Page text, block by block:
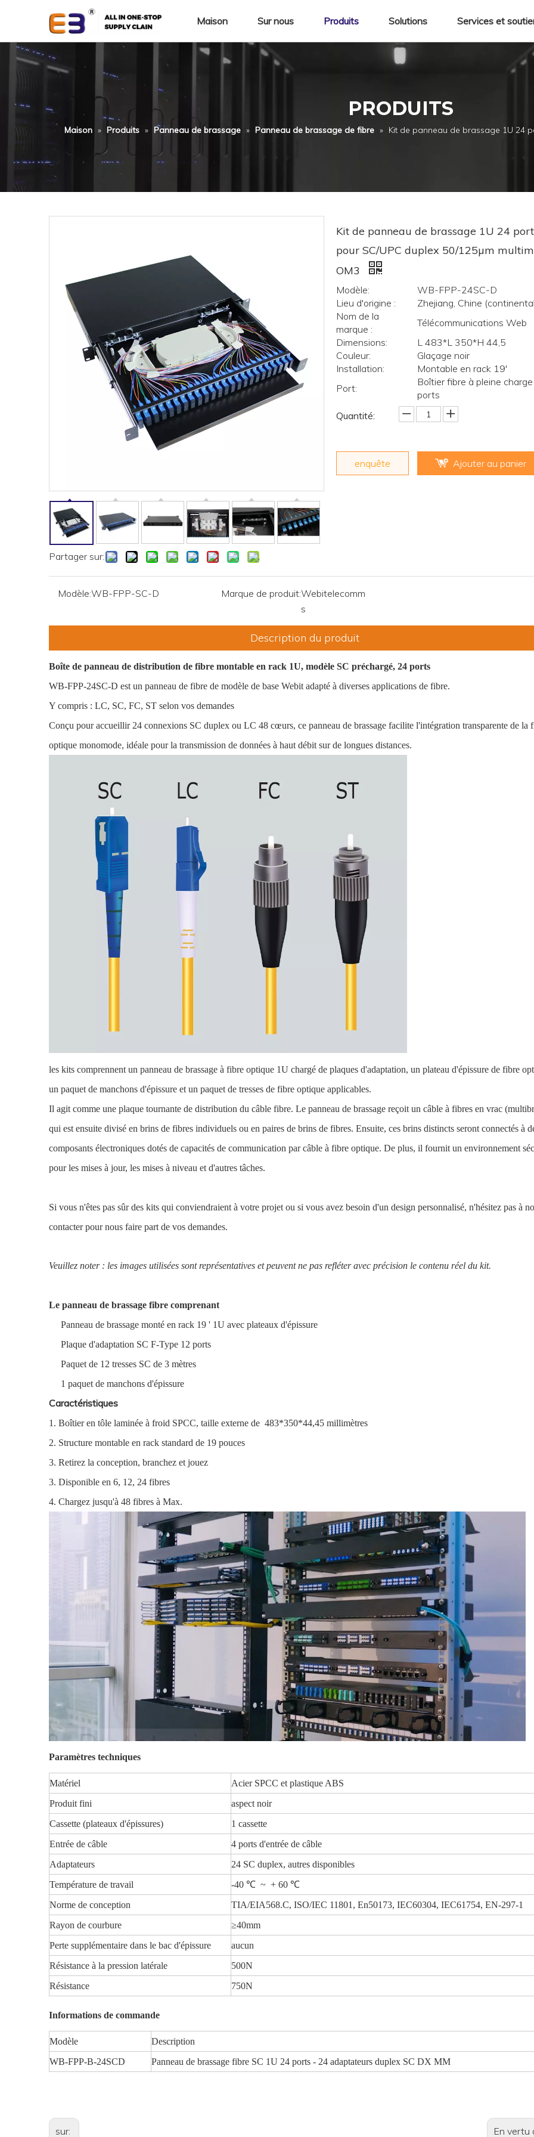
Maison Sur nous Produits Solutions Services et
PRODUITS
Maison » Produits » Panneau de brassage » Panneau de brassage de fibre » Kit de panneau de brassage 1U 24
Partager sur:
Kit de panneau de brassage 1U 24
pour SC/UPC duplex 50/125µm
OM3
Modèle:
WB-FPP-24SC-D
Lieu d'origine :
Zhejiang, Chine
Nom de la
marque :
Télécommunications Web
Dimensions:
L 483*L 350*H 44,5
Couleur:
Glaçage noir
Installation:
Montable en rack 19'
Port:
Boîtier fibre à pleine
ports
Quantité:
enquête Ajouter au panier
Modèle:WB-FPP-SC-D Marque de produit:Webitelecomm
s
Description du produit
Boîte de panneau de distribution de fibre montable en rack 1U, modèle SC préchargé, 24 ports
WB-FPP-24SC-D est un panneau de fibre de modèle de base Webit adapté à diverses applications de fibre.
Y compris : LC, SC, FC, ST selon vos demandes
Conçu pour accueillir 24 connexions SC duplex ou LC 48 cœurs, ce panneau de brassage facilite l'intégration transparente de la
optique monomode, idéale pour la transmission de données à haut débit sur de longues distances.
les kits comprennent un panneau de brassage à fibre optique 1U chargé de plaques d'adaptation, un plateau d'épissure de fibre
un paquet de manchons d'épissure et un paquet de tresses de fibre optique applicables.
Il agit comme une plaque tournante de distribution du câble fibre. Le panneau de brassage reçoit un câble à fibres en vrac
qui est ensuite divisé en brins de fibres individuels ou en paires de brins de fibres. Ensuite, ces brins distincts seront connectés à
composants électroniques dotés de capacités de communication par câble à fibre optique. De plus, il fournit un environnement
pour les mises à jour, les mises à niveau et d'autres tâches.
Si vous n'êtes pas sûr des kits qui conviendraient à votre projet ou si vous avez besoin d'un design personnalisé, n'hésitez pas à
contacter pour nous faire part de vos demandes.
Veuillez noter : les images utilisées sont représentatives et peuvent ne pas refléter avec précision le contenu réel du kit.
Le panneau de brassage fibre comprenant
Panneau de brassage monté en rack 19 ' 1U avec plateaux d'épissure
Plaque d'adaptation SC F-Type 12 ports
Paquet de 12 tresses SC de 3 mètres
1 paquet de manchons d'épissure
Caractéristiques
1. Boîtier en tôle laminée à froid SPCC, taille externe de 483*350*44,45 millimètres
2. Structure montable en rack standard de 19 pouces
3. Retirez la conception, branchez et jouez
3. Disponible en 6, 12, 24 fibres
4. Chargez jusqu'à 48 fibres à Max.
Paramètres techniques
Matériel
Acier SPCC et plastique ABS
Produit fini
aspect noir
Cassette (plateaux d'épissures)
1 cassette
Entrée de câble
4 ports d'entrée de câble
Adaptateurs
24 SC duplex, autres disponibles
Température de travail
-40 ℃ ~ + 60 ℃
Norme de conception
TIA/EIA568.C, ISO/IEC 11801, En50173, IEC60304, IEC61754, EN-297-1
Rayon de courbure
≥40mm
Perte supplémentaire dans le bac d'épissure
aucun
Résistance à la pression latérale
500N
Résistance
750N
Informations de commande
Modèle
Description
WB-FPP-B-24SCD
Panneau de brassage fibre SC 1U 24 ports - 24 adaptateurs duplex SC DX MM
sur: En vertu